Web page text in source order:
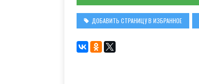
ДОБАВИТЬ СТРАНИЦУ В ИЗБРАННОЕ